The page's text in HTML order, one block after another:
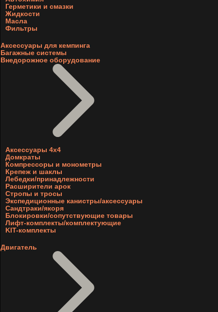
Герметики и смазки
Жидкости
Масла
Фильтры
Аксессуары для кемпинга
Багажные системы
Внедорожное оборудование
Аксессуары 4х4
Домкраты
Компрессоры и монометры
Крепеж и шаклы
Лебедки/принадлежности
Расширители арок
Стропы и тросы
Экспедиционные канистры/аксессуары
Сандтраки/якоря
Блокировки/сопутствующие товары
Лифт-комплекты/комплектующие
KIT-комплекты
Двигатель